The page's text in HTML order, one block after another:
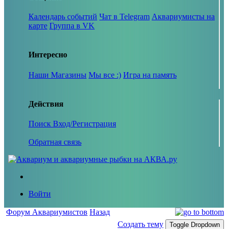
Календарь событий Чат в Telegram Аквариумисты на
карте Группа в VK
Интересно
Наши Магазины Мы все :) Игра на память
Действия
Поиск Вход/Регистрация
Обратная связь
Войти
Форум Аквариумистов Назад
Создать тему
Toggle Dropdown